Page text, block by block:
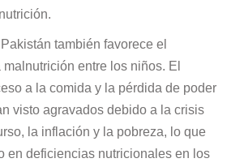
también favorece el
entre los niños. El
a la comida y la pérdida de poder
visto agravados debido a la crisis
la inflación y la pobreza, lo que
en deficiencias nutricionales en los